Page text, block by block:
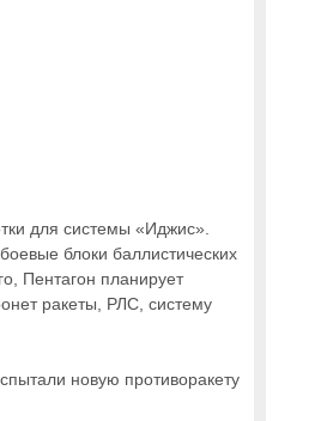
для системы «Иджис».
блоки баллистических
Пентагон планирует
ракеты, РЛС, систему
новую противоракету